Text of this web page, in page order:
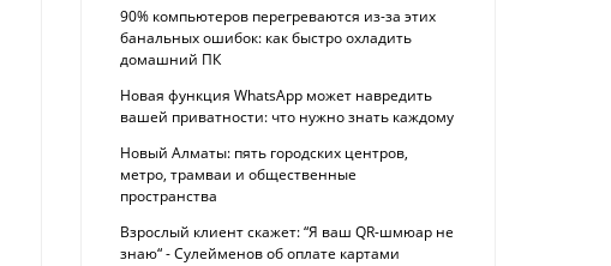
90% компьютеров перегреваются из-за этих
банальных ошибок: как быстро охладить
домашний ПК
Новая функция WhatsApp может навредить
вашей приватности: что нужно знать каждому
Новый Алматы: пять городских центров,
метро, трамваи и общественные
пространства
Взрослый клиент скажет: “Я ваш QR-шмюар не
знаю“ - Сулейменов об оплате картами